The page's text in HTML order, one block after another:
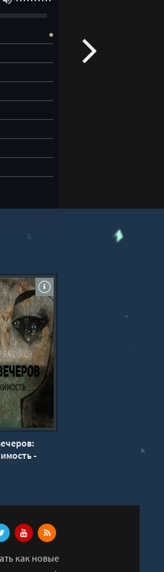
-
как новые